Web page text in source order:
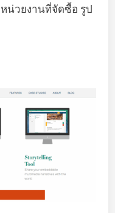
น่วยงานที่จัดซื้อ รูป